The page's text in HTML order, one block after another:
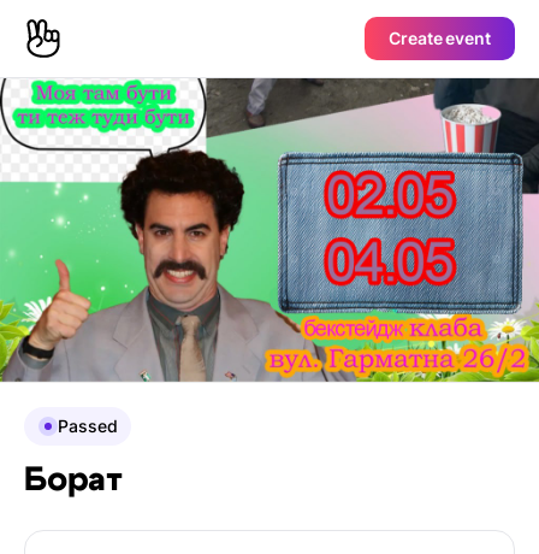
Create event
Passed
Борат